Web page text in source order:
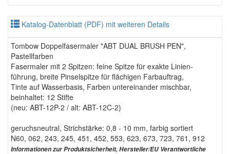
Katalog-Datenblatt (PDF) mit weiteren Details
Tombow Doppelfasermaler "ABT DUAL BRUSH PEN",
Pastellfarben
Fasermaler mit 2 Spitzen: feine Spitze für exakte Linien-
führung, breite Pinselspitze für flächigen Farbauftrag,
Tinte auf Wasserbasis, Farben untereinander mischbar,
beinhaltet: 12 Stifte
(neu: ABT-12P-2 / alt: ABT-12C-2)
geruchsneutral, Strichstärke: 0,8 - 10 mm, farbig sortiert
N60, 062, 243, 245, 451, 452, 553, 623, 673, 723, 761, 912
Informationen zur Produktsicherheit, Hersteller/EU Verantwortliche